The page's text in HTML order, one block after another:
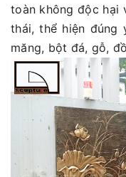
toàn không độc hại
thái, thể hiện đúng
măng, bột đá, gỗ,